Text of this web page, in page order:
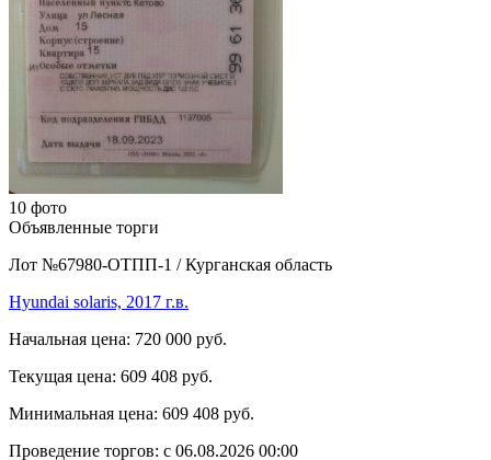
10 фото
Объявленные торги
Лот №67980-ОТПП-1 / Курганская область
Hyundai solaris, 2017 г.в.
Начальная цена: 720 000 руб.
Текущая цена: 609 408 руб.
Минимальная цена: 609 408 руб.
Проведение торгов: с 06.08.2026 00:00